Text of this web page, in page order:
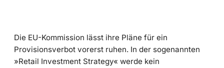
Die EU-Kommission lässt ihre Pläne für ein
Provisionsverbot vorerst ruhen. In der sogenannten
»Retail Investment Strategy« werde kein